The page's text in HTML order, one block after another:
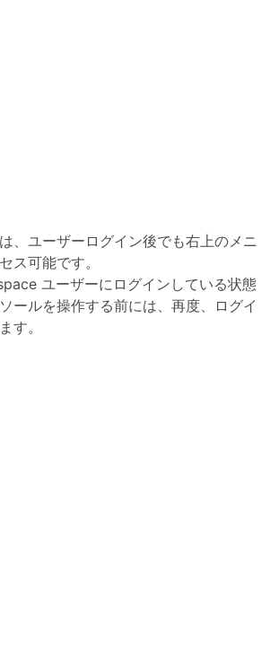
、ユーザーログイン後でも右上のメニ
ス可能です。
ユーザーにログインしている状態
ールを操作する前には、再度、ログイ
す。